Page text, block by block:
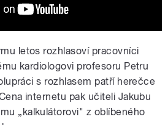
letos rozhlasoví pracovníci
kardiologovi profesoru Petru
s rozhlasem patří herečce
internetu pak učiteli Jakubu
„kalkulátorovi" z oblíbeného